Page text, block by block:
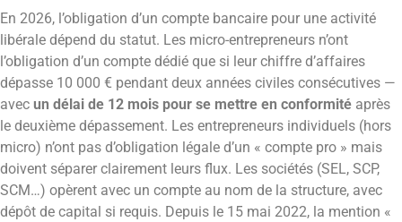
En 2026, l’obligation d’un compte bancaire pour une activité
libérale dépend du statut. Les micro-entrepreneurs n’ont
l’obligation d’un compte dédié que si leur chiffre d’affaires
dépasse 10 000 € pendant deux années civiles consécutives —
avec un délai de 12 mois pour se mettre en conformité après
le deuxième dépassement. Les entrepreneurs individuels (hors
micro) n’ont pas d’obligation légale d’un « compte pro » mais
doivent séparer clairement leurs flux. Les sociétés (SEL, SCP,
SCM…) opèrent avec un compte au nom de la structure, avec
dépôt de capital si requis. Depuis le 15 mai 2022, la mention «